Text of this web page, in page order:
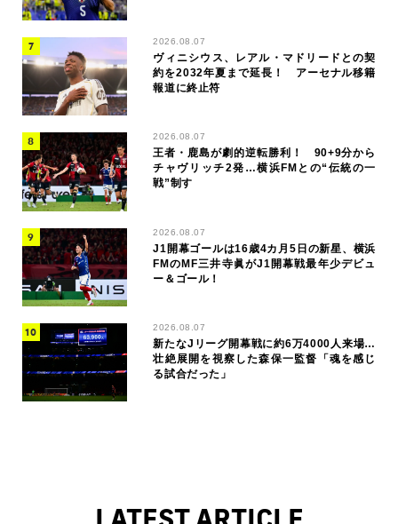
2026.08.07
ヴィニシウス、レアル・マドリードとの契
約を2032年夏まで延長！ アーセナル移籍
報道に終止符
2026.08.07
王者・鹿島が劇的逆転勝利！ 90+9分から
チャヴリッチ2発…横浜FMとの“伝統の一
戦”制す
2026.08.07
J1開幕ゴールは16歳4カ月5日の新星、横浜
FMのMF三井寺眞がJ1開幕戦最年少デビュ
ー＆ゴール！
2026.08.07
新たなJリーグ開幕戦に約6万4000人来場…
壮絶展開を視察した森保一監督「魂を感じ
る試合だった」